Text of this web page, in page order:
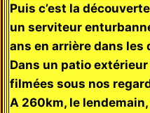
Puis c’est la
un serviteur
ans en arrière dans les
Dans un patio
filmées sous nos
A 260km, le